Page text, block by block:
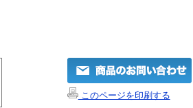
このページを印刷する